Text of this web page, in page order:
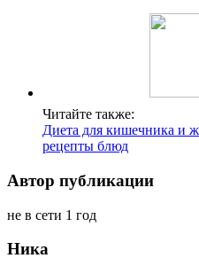
Читайте также:
Диета для кишечника и
рецепты блюд
Автор публикации
не в сети 1 год
Ника